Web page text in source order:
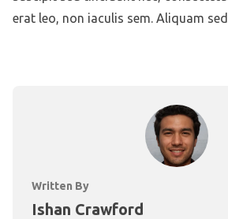
erat leo, non iaculis sem. Aliquam
Written By
Ishan Crawford